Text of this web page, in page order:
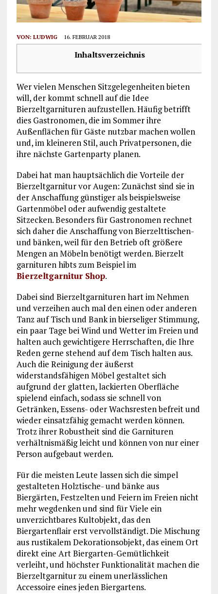
VON: LUDWIG 16. FEBRUAR 2018
Inhaltsverzeichnis
Wer vielen Menschen Sitzgelegenheiten bieten
will, der kommt schnell auf die Idee
Bierzeltgarnituren aufzustellen. Häufig betrifft
dies Gastronomen, die im Sommer ihre
Außenflächen für Gäste nutzbar machen wollen
und, im kleineren Stil, auch Privatpersonen, die
ihre nächste Gartenparty planen.
Dabei hat man hauptsächlich die Vorteile der
Bierzeltgarnitur vor Augen: Zunächst sind sie in
der Anschaffung günstiger als beispielsweise
Gartenmöbel oder aufwendig gestaltete
Sitzecken. Besonders für Gastronomen rechnet
sich daher die Anschaffung von Bierzelttischen-
und bänken, weil für den Betrieb oft größere
Mengen an Möbeln benötigt werden. Bierzelt
garnituren hibts zum Beispiel im
Bierzeltgarnitur Shop.
Dabei sind Bierzeltgarnituren hart im Nehmen
und verzeihen auch mal den einen oder anderen
Tanz auf Tisch und Bank in bierseliger Stimmung,
ein paar Tage bei Wind und Wetter im Freien und
halten auch gewichtigere Herrschaften, die Ihre
Reden gerne stehend auf dem Tisch halten aus.
Auch die Reinigung der äußerst
widerstandsfähigen Möbel gestaltet sich
aufgrund der glatten, lackierten Oberfläche
spielend einfach, sodass sie schnell von
Getränken, Essens- oder Wachsresten befreit und
wieder einsatzfähig gemacht werden können.
Trotz ihrer Robustheit sind die Garnituren
verhältnismäßig leicht und können von nur einer
Person aufgebaut werden.
Für die meisten Leute lassen sich die simpel
gestalteten Holztische- und bänke aus
Biergärten, Festzelten und Feiern im Freien nicht
mehr wegdenken und sind für Viele ein
unverzichtbares Kultobjekt, das den
Biergartenflair erst vervollständigt. Die Mischung
aus rustikalem Dekorationsobjekt, das einem Ort
direkt eine Art Biergarten-Gemütlichkeit
verleiht, und höchster Funktionalität machen die
Bierzeltgarnitur zu einem unerlässlichen
Accessoire eines jeden Biergartens.